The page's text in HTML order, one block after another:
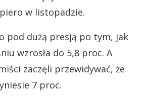
w listopadzie.
pod dużą presją po tym, jak
wzrosła do 5,8 proc. A
zaczęli przewidywać, że
7 proc.